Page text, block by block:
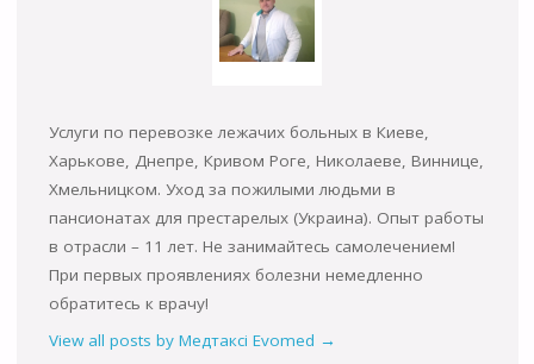
Услуги по перевозке лежачих больных в Киеве,
Харькове, Днепре, Кривом Роге, Николаеве, Виннице,
Хмельницком. Уход за пожилыми людьми в
пансионатах для престарелых (Украина). Опыт работы
в отрасли – 11 лет. Не занимайтесь самолечением!
При первых проявлениях болезни немедленно
обратитесь к врачу!
View all posts by Медтаксі Evomed →